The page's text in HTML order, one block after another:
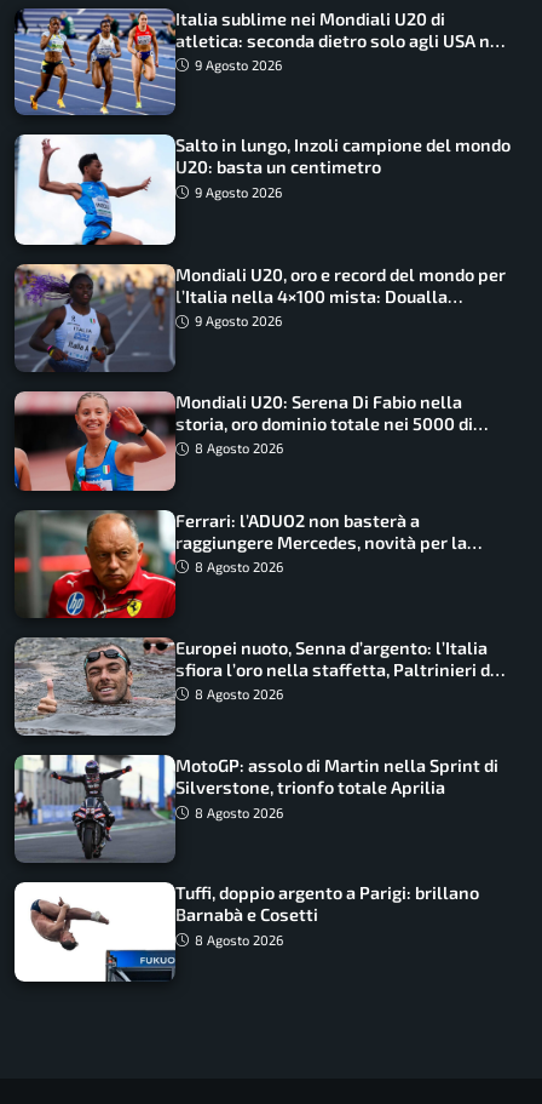
Italia sublime nei Mondiali U20 di
atletica: seconda dietro solo agli USA nel
medagliere
9 Agosto 2026
Salto in lungo, Inzoli campione del mondo
U20: basta un centimetro
9 Agosto 2026
Mondiali U20, oro e record del mondo per
l’Italia nella 4×100 mista: Doualla
straordinaria
9 Agosto 2026
Mondiali U20: Serena Di Fabio nella
storia, oro dominio totale nei 5000 di
marcia
8 Agosto 2026
Ferrari: l’ADUO2 non basterà a
raggiungere Mercedes, novità per la
Macarena
8 Agosto 2026
Europei nuoto, Senna d’argento: l’Italia
sfiora l’oro nella staffetta, Paltrinieri da
urlo, il bilancio azzurro
8 Agosto 2026
MotoGP: assolo di Martin nella Sprint di
Silverstone, trionfo totale Aprilia
8 Agosto 2026
Tuffi, doppio argento a Parigi: brillano
Barnabà e Cosetti
8 Agosto 2026